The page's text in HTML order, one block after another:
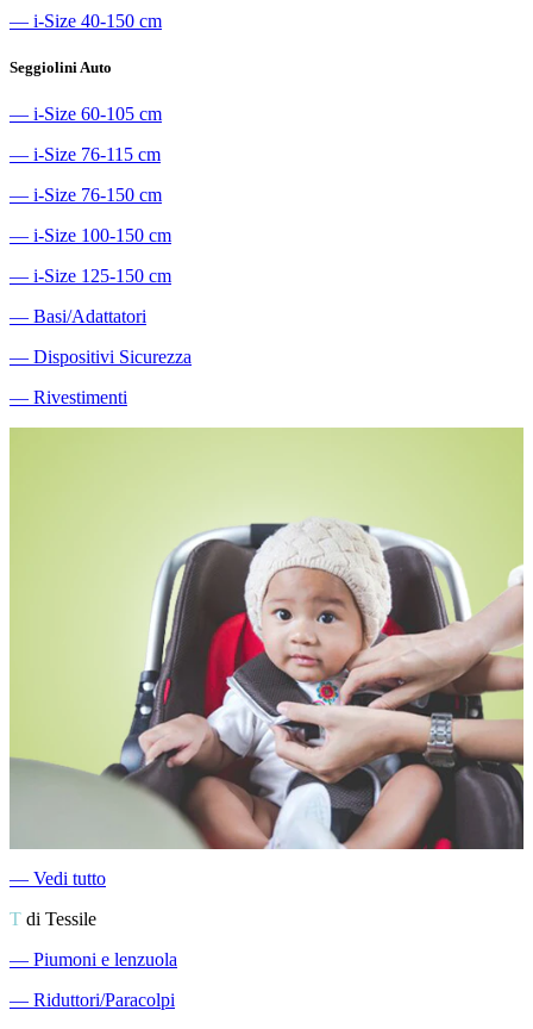
― i-Size 40-150 cm
Seggiolini Auto
― i-Size 60-105 cm
― i-Size 76-115 cm
― i-Size 76-150 cm
― i-Size 100-150 cm
― i-Size 125-150 cm
― Basi/Adattatori
― Dispositivi Sicurezza
― Rivestimenti
― Vedi tutto
T di Tessile
― Piumoni e lenzuola
― Riduttori/Paracolpi